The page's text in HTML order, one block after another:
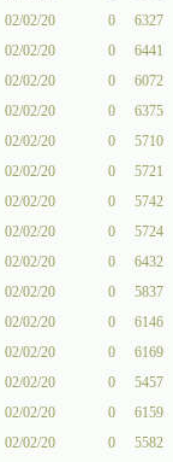
02/02/20 0 6327
02/02/20 0 6441
02/02/20 0 6072
02/02/20 0 6375
02/02/20 0 5710
02/02/20 0 5721
02/02/20 0 5742
02/02/20 0 5724
02/02/20 0 6432
02/02/20 0 5837
02/02/20 0 6146
02/02/20 0 6169
02/02/20 0 5457
02/02/20 0 6159
02/02/20 0 5582